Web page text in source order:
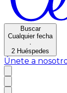
Buscar
Cualquier fecha
·
2 Huéspedes
Únete a